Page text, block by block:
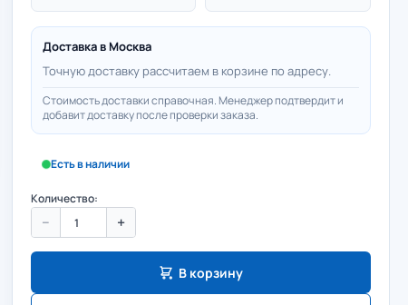
Доставка в Москва
Точную доставку рассчитаем в корзине по адресу.
Стоимость доставки справочная. Менеджер подтвердит и
добавит доставку после проверки заказа.
Есть в наличии
Количество:
− +
В корзину